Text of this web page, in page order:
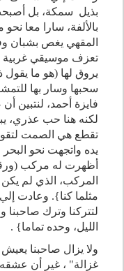
بذيل سمكة، بل
بالألفة، سارا معا
المقهي يغص بشبان
تعزف موسيقي غربية
يروق لها (هو ما يقول
سحبها وسار بها
فايزة أحمد، لنتبين
لكنه هنا حب عذري،
تقطع هي الصمت
يده واتجهت نحو
أظهرت له مركب
المركب، الذي لم
مثلما كنا}. وعادت
لتتركنا وترك صاحبنا
الليل، وحده تماما} .
ولا يزال صاحبنا
غزالة" ، غير أن